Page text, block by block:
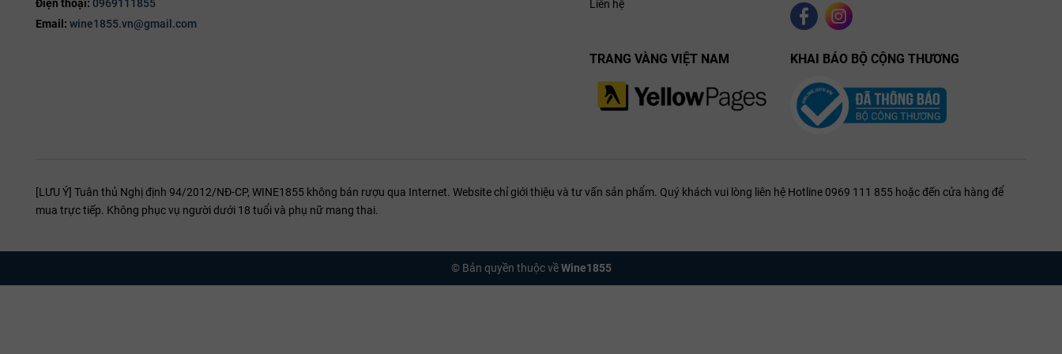
Điện thoại: 0969111855
Email: wine1855.vn@gmail.com
Liên hệ
TRANG VÀNG VIỆT NAM KHAI BÁO BỘ CỘNG THƯƠNG
[LƯU Ý] Tuân thủ Nghị định 94/2012/NĐ-CP, WINE1855 không bán rượu qua Internet. Website chỉ giới thiệu và tư vấn sản phẩm. Quý khách vui lòng liên hệ Hotline 0969 111 855 hoặc đến cửa hàng để
mua trực tiếp. Không phục vụ người dưới 18 tuổi và phụ nữ mang thai.
© Bản quyền thuộc vềWine1855